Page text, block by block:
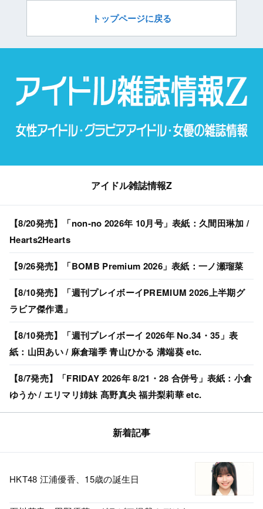
トップページに戻る
アイドル雑誌情報Z
【8/20発売】「non-no 2026年 10月号」表紙：久間田琳加 /
Hearts2Hearts
【9/26発売】「BOMB Premium 2026」表紙：一ノ瀬瑠菜
【8/10発売】「週刊プレイボーイPREMIUM 2026上半期グ
ラビア傑作選」
【8/10発売】「週刊プレイボーイ 2026年 No.34・35」表
紙：山田あい / 麻倉瑞季 青山ひかる 溝端葵 etc.
【8/7発売】「FRIDAY 2026年 8/21・28 合併号」表紙：小倉
ゆうか / エリマリ姉妹 髙野真央 福井梨莉華 etc.
新着記事
HKT48 江浦優香、15歳の誕生日